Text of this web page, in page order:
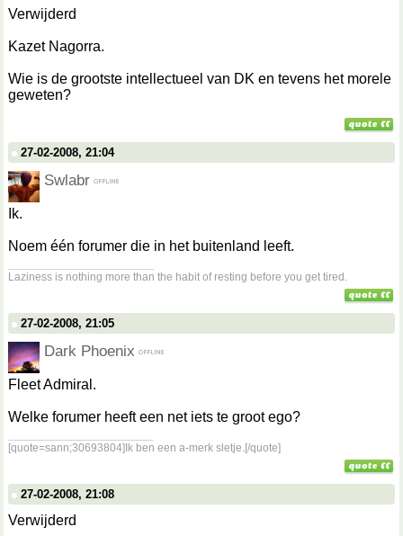
Verwijderd
Kazet Nagorra.
Wie is de grootste intellectueel van DK en tevens het morele
geweten?
27-02-2008, 21:04
Swlabr
Ik.
Noem één forumer die in het buitenland leeft.
Laziness is nothing more than the habit of resting before you get tired.
27-02-2008, 21:05
Dark Phoenix
Fleet Admiral.
Welke forumer heeft een net iets te groot ego?
[quote=sann;30693804]Ik ben een a-merk sletje.[/quote]
27-02-2008, 21:08
Verwijderd